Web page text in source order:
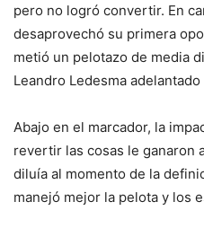
pero no logró convertir. En
desaprovechó su primera
metió un pelotazo de media
Leandro Ledesma
Abajo en el marcador, la
revertir las cosas le ganaron
diluía al momento de la
manejó mejor la pelota y los